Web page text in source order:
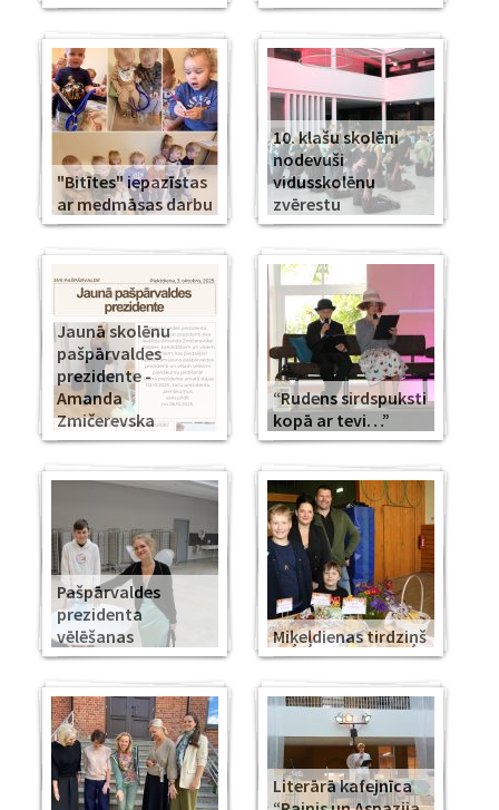
"Bitītes" iepazīstas
ar medmāsas darbu
10. klašu skolēni
nodevuši
vidusskolēnu
zvērestu
Jaunā skolēnu
pašpārvaldes
prezidente -
Amanda
Zmičerevska
“Rudens sirdspuksti
kopā ar tevi…”
Pašpārvaldes
prezidenta
vēlēšanas
Miķeļdienas tirdziņš
Literārā kafejnīca